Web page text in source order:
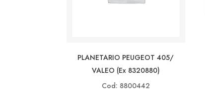
PLANETARIO PEUGEOT 405/
VALEO (ex 8320880)
Cod: 8800442